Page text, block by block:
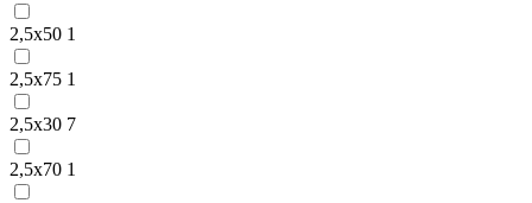
2,5х50 1
2,5х75 1
2,5х30 7
2,5х70 1